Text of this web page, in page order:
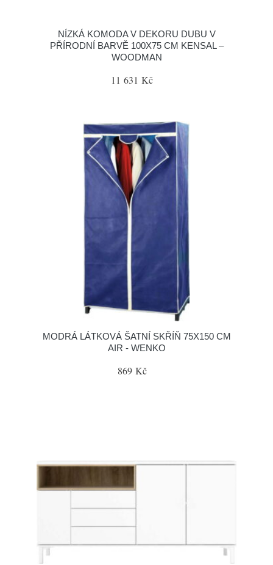
NÍZKÁ KOMODA V DEKORU DUBU V
PŘÍRODNÍ BARVĚ 100X75 CM KENSAL –
WOODMAN
11 631 Kč
MODRÁ LÁTKOVÁ ŠATNÍ SKŘÍŇ 75X150 CM
AIR - WENKO
869 Kč